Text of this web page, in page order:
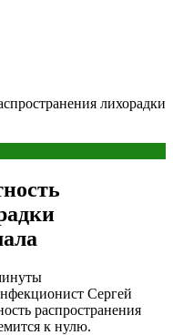
лихорадки
Сергей
распространения
к нулю.